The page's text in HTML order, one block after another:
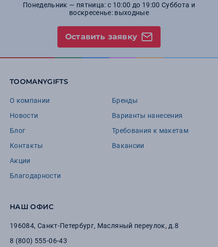
Понедельник — пятница: с 10:00 до 19:00 Суббота и
воскресенье: выходные
Оставить заявку
TOOMANYGIFTS
О компании
Новости
Блог
Контакты
Акции
Благодарности
Бренды
Варианты нанесения
Требования к макетам
Вакансии
НАШ ОФИС
196084, Санкт-Петербург, Масляный переулок, д.8
8 (800) 555-06-43